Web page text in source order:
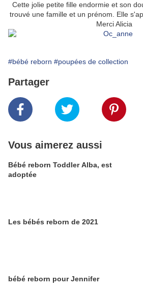
Cette jolie petite fille endormie et son
trouvé une famille et un prénom. Elle
Merci Alicia
#bébé reborn #poupées de collection
Partager
Vous aimerez aussi
Bébé reborn Toddler Alba, est
adoptée
Les bébés reborn de 2021
bébé reborn pour Jennifer